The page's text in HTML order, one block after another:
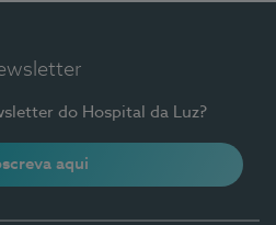
do Hospital da Luz?
aqui